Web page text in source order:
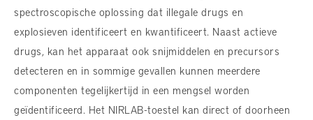
spectroscopische oplossing dat illegale drugs en
explosieven identificeert en kwantificeert. Naast actieve
drugs, kan het apparaat ook snijmiddelen en precursors
detecteren en in sommige gevallen kunnen meerdere
componenten tegelijkertijd in een mengsel worden
geïdentificeerd. Het NIRLAB-toestel kan direct of doorheen